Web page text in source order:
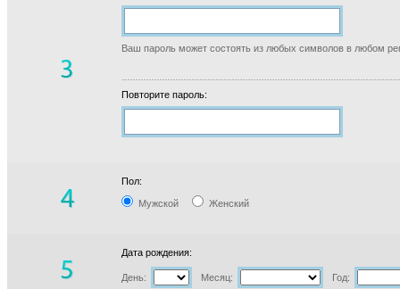
Ваш пароль может состоять из любых символов в любом
Повторите пароль:
Пол:
Мужской Женский
Дата рождения:
День: Месяц: Год: